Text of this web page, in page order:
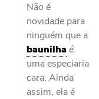
Não é
novidade para
ninguém que a
baunilha é
uma especiaria
cara. Ainda
assim, ela é